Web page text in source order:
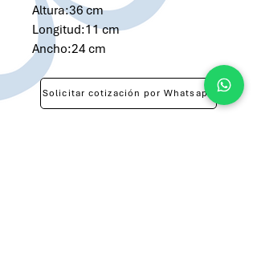
Altura:36 cm
Longitud:11 cm
Ancho:24 cm
Solicitar cotización por Whatsapp